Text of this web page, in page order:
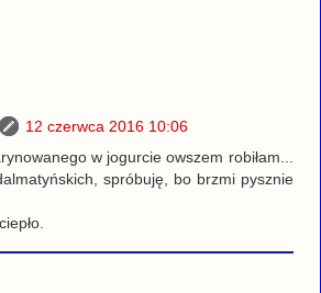
12 czerwca 2016 10:06
w jogurcie owszem robiłam...
spróbuję, bo brzmi pysznie